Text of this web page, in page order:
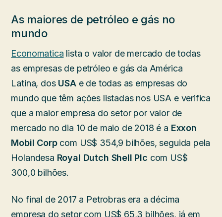
As maiores de petróleo e gás no
mundo
Economatica lista o valor de mercado de todas
as empresas de petróleo e gás da América
Latina, dos USAe de todas as empresas do
mundo que têm ações listadas nos USA e verifica
que a maior empresa do setor por valor de
mercado no dia 10 de maio de 2018 é a Exxon
Mobil Corpcom US$ 354,9 bilhões, seguida pela
Holandesa Royal Dutch Shell Plc com US$
300,0 bilhões.
No final de 2017 a Petrobras era a décima
empresa do setor com US$ 65,3 bilhões, já em